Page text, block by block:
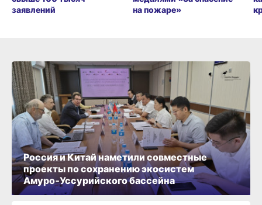
заявлений
на пожаре»
Россия и Китай наметили совместные
проекты по сохранению экосистем
Амуро‑Уссурийского бассейна